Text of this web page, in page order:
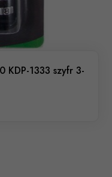
KDP-1333 szyfr 3-